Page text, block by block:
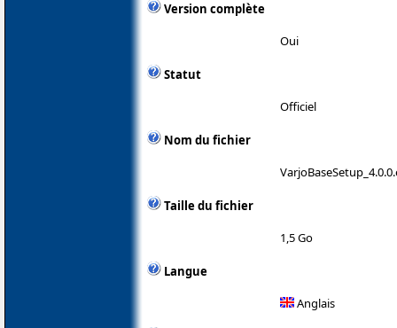
Version complète
Oui
Statut
Officiel
Nom du fichier
Taille du fichier
1,5 Go
Langue
Anglais